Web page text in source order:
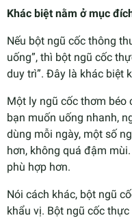
Khác biệt nằm ở mục
Nếu bột ngũ cốc thông
uống”, thì bột ngũ cốc
duy trì”. Đây là khác biệt
Một ly ngũ cốc thơm béo
bạn muốn uống nhanh,
dùng mỗi ngày, một số
hơn, không quá đậm
phù hợp hơn.
Nói cách khác, bột ngũ
khẩu vị. Bột ngũ cốc